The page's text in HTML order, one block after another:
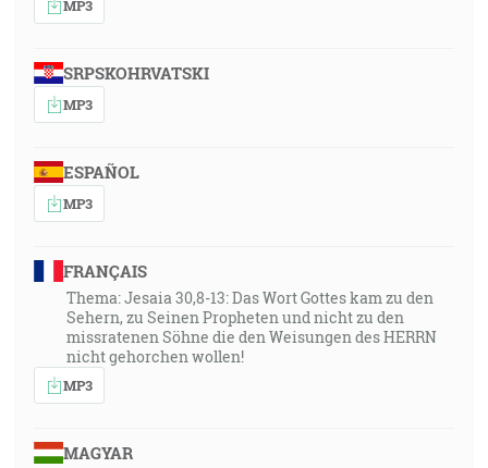
MP3
SRPSKOHRVATSKI
MP3
ESPAÑOL
MP3
FRANÇAIS
Thema: Jesaia 30,8-13: Das Wort Gottes kam zu den
Sehern, zu Seinen Propheten und nicht zu den
missratenen Söhne die den Weisungen des HERRN
nicht gehorchen wollen!
MP3
MAGYAR